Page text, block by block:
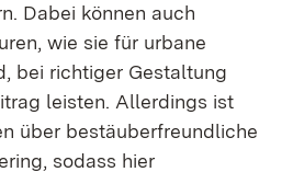
Dabei können auch
wie sie für urbane
bei richtiger Gestaltung
leisten. Allerdings ist
über bestäuberfreundliche
sodass hier